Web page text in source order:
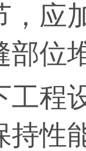
，应
部位
设
持性